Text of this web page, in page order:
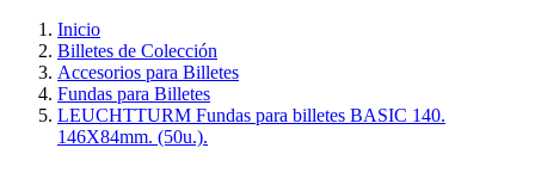
Inicio
Billetes de Colección
Accesorios para Billetes
Fundas para Billetes
LEUCHTTURM Fundas para billetes BASIC 140.
146X84mm. (50u.).